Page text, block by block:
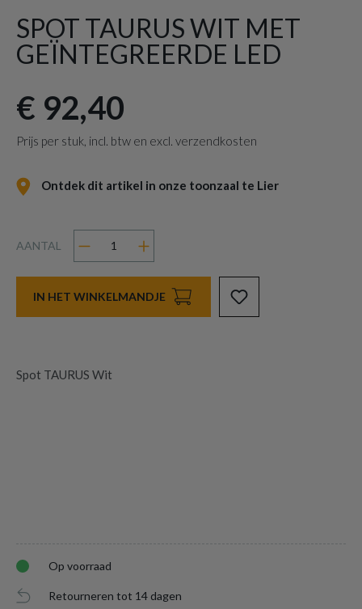
SPOT TAURUS WIT MET
GEÏNTEGREERDE LED
€ 92,40
Prijs per stuk, incl. btw en excl. verzendkosten
Ontdek dit artikel in onze toonzaal te Lier
AANTAL
IN HET WINKELMANDJE
Spot TAURUS Wit
Op voorraad
Retourneren tot 14 dagen